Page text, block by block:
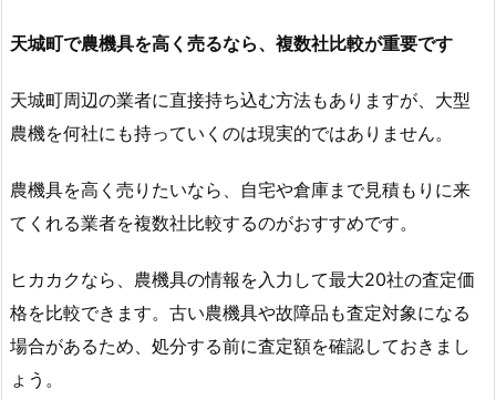
天城町で農機具を高く売るなら、複数社比較が重要です
天城町周辺の業者に直接持ち込む方法もありますが、大型
農機を何社にも持っていくのは現実的ではありません。
農機具を高く売りたいなら、自宅や倉庫まで見積もりに来
てくれる業者を複数社比較するのがおすすめです。
ヒカカクなら、農機具の情報を入力して最大20社の査定価
格を比較できます。古い農機具や故障品も査定対象になる
場合があるため、処分する前に査定額を確認しておきまし
ょう。